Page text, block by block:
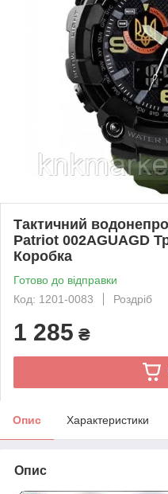
Тактичний
Patriot 002AGUAGD
Коробка
Готово до відправки
Код: 1201-0083
Роздріб
1 285 ₴
Опис Характеристики
Опис